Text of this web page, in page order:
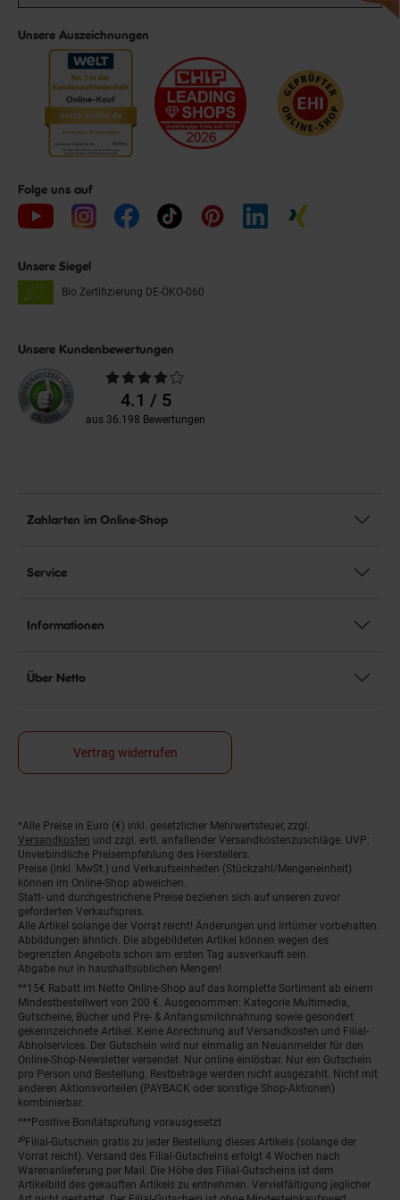
Unsere Auszeichnungen
Folge uns auf
Unsere Siegel
Bio Zertifizierung DE-ÖKO-060
Unsere Kundenbewertungen
Durchschnittliche
Bewertungen4.1 / 5
aus 36.198 Bewertungen
Zahlarten im Online-Shop
Service
Informationen
Über Netto
Vertrag widerrufen
Fußnoten
*Alle Preise in Euro (€) inkl. gesetzlicher Mehrwertsteuer, zzgl.
Versandkosten und zzgl. evtl. anfallender Versandkostenzuschläge. UVP:
Unverbindliche Preisempfehlung des Herstellers.
Preise (inkl. MwSt.) und Verkaufseinheiten (Stückzahl/Mengeneinheit)
können im Online-Shop abweichen.
Statt- und durchgestrichene Preise beziehen sich auf unseren zuvor
geforderten Verkaufspreis.
Alle Artikel solange der Vorrat reicht! Änderungen und Irrtümer vorbehalten.
Abbildungen ähnlich. Die abgebildeten Artikel können wegen des
begrenzten Angebots schon am ersten Tag ausverkauft sein.
Abgabe nur in haushaltsüblichen Mengen!
**15€ Rabatt im Netto Online-Shop auf das komplette Sortiment ab einem
Mindestbestellwert von 200 €. Ausgenommen: Kategorie Multimedia,
Gutscheine, Bücher und Pre- & Anfangsmilchnahrung sowie gesondert
gekennzeichnete Artikel. Keine Anrechnung auf Versandkosten und Filial-
Abholservices. Der Gutschein wird nur einmalig an Neuanmelder für den
Online-Shop-Newsletter versendet. Nur online einlösbar. Nur ein Gutschein
pro Person und Bestellung. Restbeträge werden nicht ausgezahlt. Nicht mit
anderen Aktionsvorteilen (PAYBACK oder sonstige Shop-Aktionen)
kombinierbar.
***Positive Bonitätsprüfung vorausgesetzt
²⁰Filial-Gutschein gratis zu jeder Bestellung dieses Artikels (solange der
Vorrat reicht). Versand des Filial-Gutscheins erfolgt 4 Wochen nach
Warenanlieferung per Mail. Die Höhe des Filial-Gutscheins ist dem
Artikelbild des gekauften Artikels zu entnehmen. Vervielfältigung jeglicher